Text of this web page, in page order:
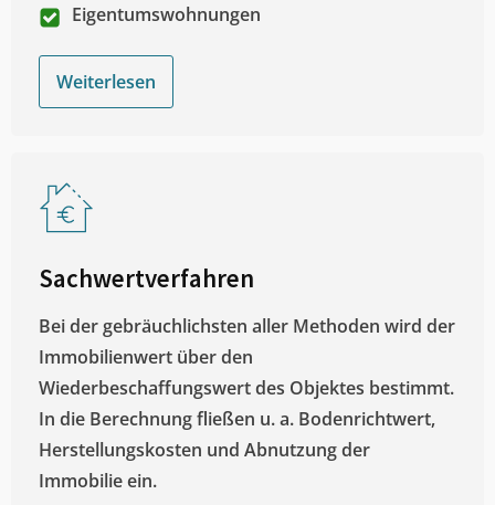
Eigentumswohnungen
Weiterlesen
Sachwertverfahren
Bei der gebräuchlichsten aller Methoden wird der
Immobilienwert über den
Wiederbeschaffungswert des Objektes bestimmt.
In die Berechnung fließen u. a. Bodenrichtwert,
Herstellungskosten und Abnutzung der
Immobilie ein.